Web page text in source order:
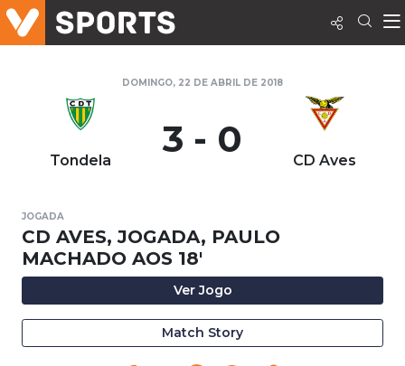
DOMINGO, 22 DE ABRIL DE 2018
Tondela 3 - 0 CD Aves
JOGADA
CD AVES, JOGADA, PAULO
MACHADO AOS 18'
Ver Jogo
Match Story